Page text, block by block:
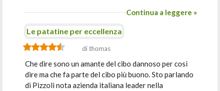
Continua a leggere »
Le patatine per eccellenza
di thomas
Che dire sono un amante del cibo dannoso per così
dire ma che fa parte del cibo più buono. Sto parlando
di Pizzoli nota azienda italiana leader nella